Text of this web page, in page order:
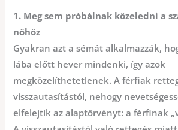
1. Meg sem próbálnak közeledni a
nőhöz
Gyakran azt a sémát alkalmazzák,
lába előtt hever mindenki, így azok
megközelíthetetlenek. A férfiak
visszautasítástól, nehogy
elfelejtik az alaptörvényt: a férfinak